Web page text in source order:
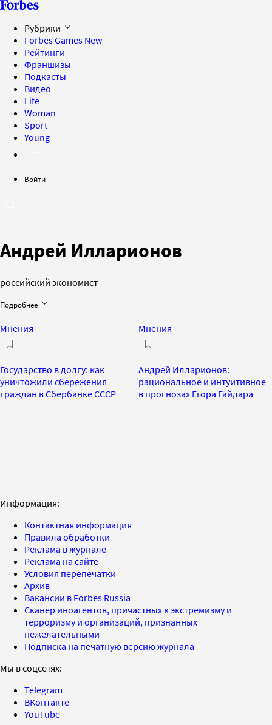
Рубрики
Forbes Games New
Рейтинги
Франшизы
Подкасты
Видео
Life
Woman
Sport
Young
Войти
Андрей Илларионов
российский экономист
Подробнее
Мнения
Государство в долгу: как
уничтожили сбережения
граждан в Сбербанке СССР
Мнения
Андрей Илларионов:
рациональное и интуитивное
в прогнозах Егора Гайдара
Информация:
Контактная информация
Правила обработки
Реклама в журнале
Реклама на сайте
Условия перепечатки
Архив
Вакансии в Forbes Russia
Сканер иноагентов, причастных к экстремизму и
терроризму и организаций, признанных
нежелательными
Подписка на печатную версию журнала
Мы в соцсетях:
Telegram
ВКонтакте
YouTube